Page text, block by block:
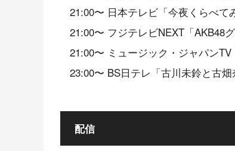
21:00〜 日本テレビ「今夜くらべて
21:00〜 フジテレビNEXT「AKB48
21:00〜 ミュージック・ジャパン
23:00〜 BS日テレ「古川未鈴と古
配信